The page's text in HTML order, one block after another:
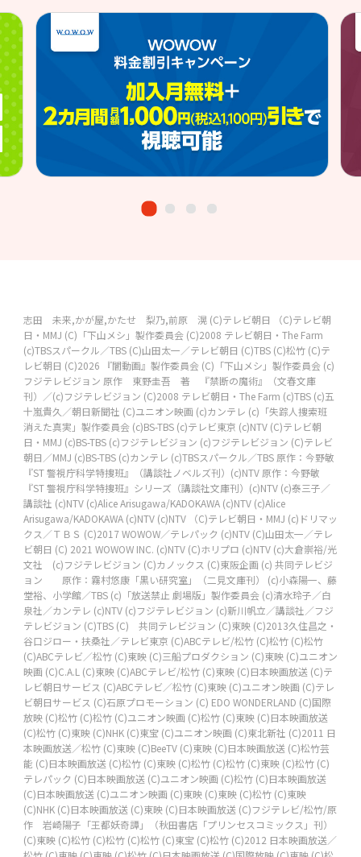
志田 未来,かが屋,かたせ 梨乃,前原 滉 (C)テレビ朝日
（C)テレビ朝
日・MMJ (C)「下山メシ」製作委員会 (C)2008 テレビ朝日・The Farm
(c)TBSスパークル／TBS (C)山田太一／テレビ朝日 (C)TBS (C)松竹 (C)テ
レビ朝日 (C)2026 『闇動画』製作委員会 (C)「下山メシ」製作委員会 (c)
フジテレビジョン 原作 東野圭吾 著 『禁断の魔術』（文春文庫
刊）／(c)フジテレビジョン (C)2008 テレビ朝日・The Farm (c)TBS (c)五
十嵐貴久／朝日新聞社 (C)ユニオン映画 (c)カンテレ (c)「失踪人捜索班
消えた真実」製作委員会 (c)BS-TBS (c)テレビ東京 (c)NTV (C)テレビ朝
日・MMJ (c)BS-TBS (c)フジテレビジョン (c)フジテレビジョン (C)テレビ
朝日／MMJ (c)BS-TBS (c)カンテレ (c)TBSスパークル／TBS 原作：今野敏
『ST 警視庁科学特捜班』（講談社ノベルズ刊）(c)NTV 原作：今野敏
『ST 警視庁科学特捜班』シリーズ（講談社文庫刊）(c)NTV (c)泰三子／
講談社 (c)NTV (c)Alice Arisugawa/KADOKAWA (c)NTV (c)Alice
Arisugawa/KADOKAWA (c)NTV (c)NTV （C)テレビ朝日・MMJ (c)ドリマッ
クス／ＴＢＳ (C)2017 WOWOW／テレパック (c)NTV (C)山田太一／テレ
ビ朝日 (C) 2021 WOWOW INC. (c)NTV (C)ホリプロ (c)NTV (c)大倉崇裕/光
文社 (c)フジテレビジョン (C)カノックス (C)東阪企画 (c) 共同テレビジ
ョン 原作：霧村悠康「黒い研究室」（二見文庫刊） (c)小森陽一、藤
堂裕、小学館／TBS (c)「放送禁止 劇場版」製作委員会 (c)清水玲子／白
泉社／カンテレ (c)NTV (c)フジテレビジョン (c)新川帆立／講談社／フジ
テレビジョン (C)TBS (C) 共同テレビジョン (C)東映 (C)2013久住昌之・
谷口ジロー・扶桑社／テレビ東京 (C)ABCテレビ/松竹 (C)松竹 (C)松竹
(C)ABCテレビ／松竹 (C)東映 (C)三船プロダクション (C)東映 (C)ユニオン
映画 (C)C.A.L (C)東映 (C)ABCテレビ/松竹 (C)東映 (C)日本映画放送 (C)テ
レビ朝日サービス (C)ABCテレビ／松竹 (C)東映 (C)ユニオン映画 (C)テレ
ビ朝日サービス (C)石原プロモーション (C) EDO WONDERLAND (C)国際
放映 (C)松竹 (C)松竹 (C)ユニオン映画 (C)松竹 (C)東映 (C)日本映画放送
(C)松竹 (C)東映 (C)NHK (C)東宝 (C)ユニオン映画 (C)東北新社 (C)2011 日
本映画放送／松竹 (C)東映 (C)BeeTV (C)東映 (C)日本映画放送 (C)松竹芸
能 (C)日本映画放送 (C)松竹 (C)東映 (C)松竹 (C)松竹 (C)東映 (C)松竹 (C)
テレパック (C)日本映画放送 (C)ユニオン映画 (C)松竹 (C)日本映画放送
(C)日本映画放送 (C)ユニオン映画 (C)東映 (C)東映 (C)松竹 (C)東映
(C)NHK (C)日本映画放送 (C)東映 (C)日本映画放送 (C)フジテレビ/松竹/原
作 岩崎陽子「王都妖奇譚」（秋田書店「プリンセスコミックス」刊）
(C)東映 (C)松竹 (C)松竹 (C)松竹 (C)東宝 (C)松竹 (C)2012 日本映画放送／